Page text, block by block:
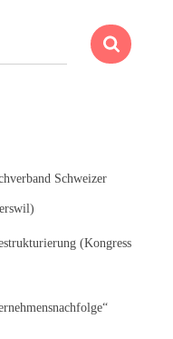
Schweizer
(Kongress